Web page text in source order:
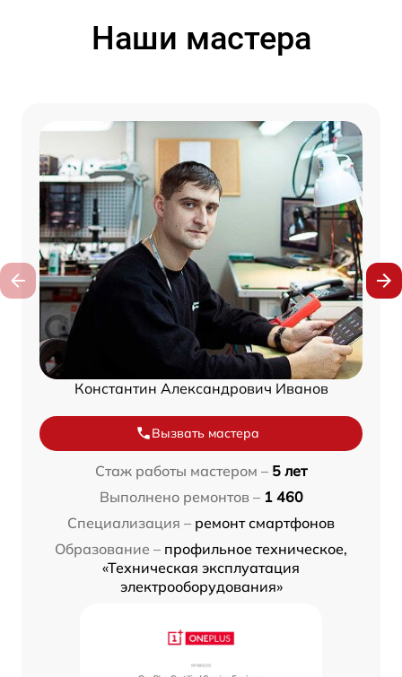
Наши мастера
Константин Александрович Иванов
Вызвать мастера
Стаж работы мастером – 5 лет
Выполнено ремонтов – 1 460
Специализация – ремонт смартфонов
Образование – профильное техническое,
«Техническая эксплуатация
электрооборудования»